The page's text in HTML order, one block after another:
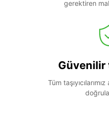
gerektiren
Güvenilir
Tüm